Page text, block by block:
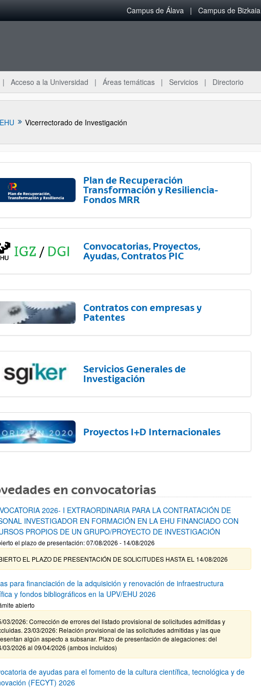
Campus de Álava Campus de Bizkaia
Acceso a la Universidad Áreas temáticas Servicios Directorio
EHU Vicerrectorado de Investigación
subpáginas
Plan de Recuperación
Transformación y Resiliencia-
Fondos MRR
Convocatorias, Proyectos,
Ayudas, Contratos PIC
Contratos con empresas y
Patentes
Servicios Generales de
Investigación
Proyectos I+D Internacionales
en convocatorias
2026- I EXTRAORDINARIA PARA LA CONTRATACIÓN DE
INVESTIGADOR EN FORMACIÓN EN LA EHU FINANCIADO CON
PROPIOS DE UN GRUPO/PROYECTO DE INVESTIGACIÓN
el plazo de presentación: 07/08/2026 - 14/08/2026
EL PLAZO DE PRESENTACIÓN DE SOLICITUDES HASTA EL 14/08/2026
para financiación de la adquisición y renovación de infraestructura
y fondos bibliográficos en la UPV/EHU 2026
abierto
03/2026: Corrección de errores del listado provisional de solicitudes admitidas y
23/03/2026: Relación provisional de las solicitudes admitidas y las que
algún aspecto a subsanar. Plazo de presentación de alegaciones: del
03/2026 al 09/04/2026 (ambos incluídos)
de ayudas para el fomento de la cultura científica, tecnológica y de
(FECYT) 2026